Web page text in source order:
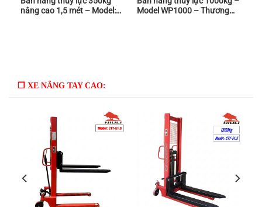
nâng cao 1,5 mét – Model:
Model WP1000 – Thương
❒ XE NÂNG TAY CAO: